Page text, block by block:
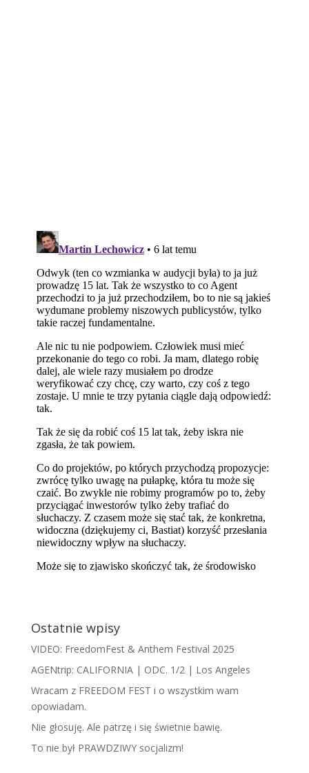
Ostatnie wpisy
VIDEO: FreedomFest & Anthem Festival 2025
AGENtrip: CALIFORNIA | ODC. 1/2 | Los Angeles
Wracam z FREEDOM FEST i o wszystkim wam
opowiadam.
​N​ie głosuję. Ale patrzę i się świetnie bawię.
To nie był PRAWDZIWY socjalizm!